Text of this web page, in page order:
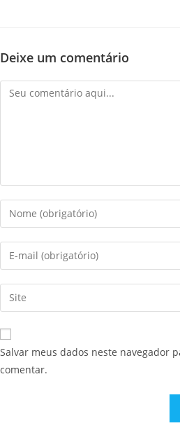
Deixe um comentário
Salvar meus dados neste navegador
comentar.